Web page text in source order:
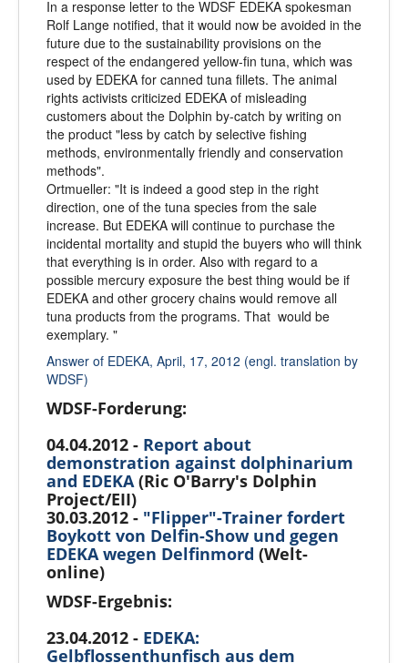
In a response letter to the WDSF EDEKA spokesman
Rolf Lange notified, that it would now be avoided in the
future due to the sustainability provisions on the
respect of the endangered yellow-fin tuna, which was
used by EDEKA for canned tuna fillets. The animal
rights activists criticized EDEKA of misleading
customers about the Dolphin by-catch by writing on
the product "less by catch by selective fishing
methods, environmentally friendly and conservation
methods".
Ortmueller: "It is indeed a good step in the right
direction, one of the tuna species from the sale
increase. But EDEKA will continue to purchase the
incidental mortality and stupid the buyers who will think
that everything is in order. Also with regard to a
possible mercury exposure the best thing would be if
EDEKA and other grocery chains would remove all
tuna products from the programs. That would be
exemplary. "
Answer of EDEKA, April, 17, 2012 (engl. translation by
WDSF)
WDSF-Forderung:
04.04.2012 - Report about
demonstration against dolphinarium
and EDEKA (Ric O'Barry's Dolphin
Project/EII)
30.03.2012 - "Flipper"-Trainer fordert
Boykott von Delfin-Show und gegen
EDEKA wegen Delfinmord (Welt-
online)
WDSF-Ergebnis:
23.04.2012 - EDEKA:
Gelbflossenthunfisch aus dem